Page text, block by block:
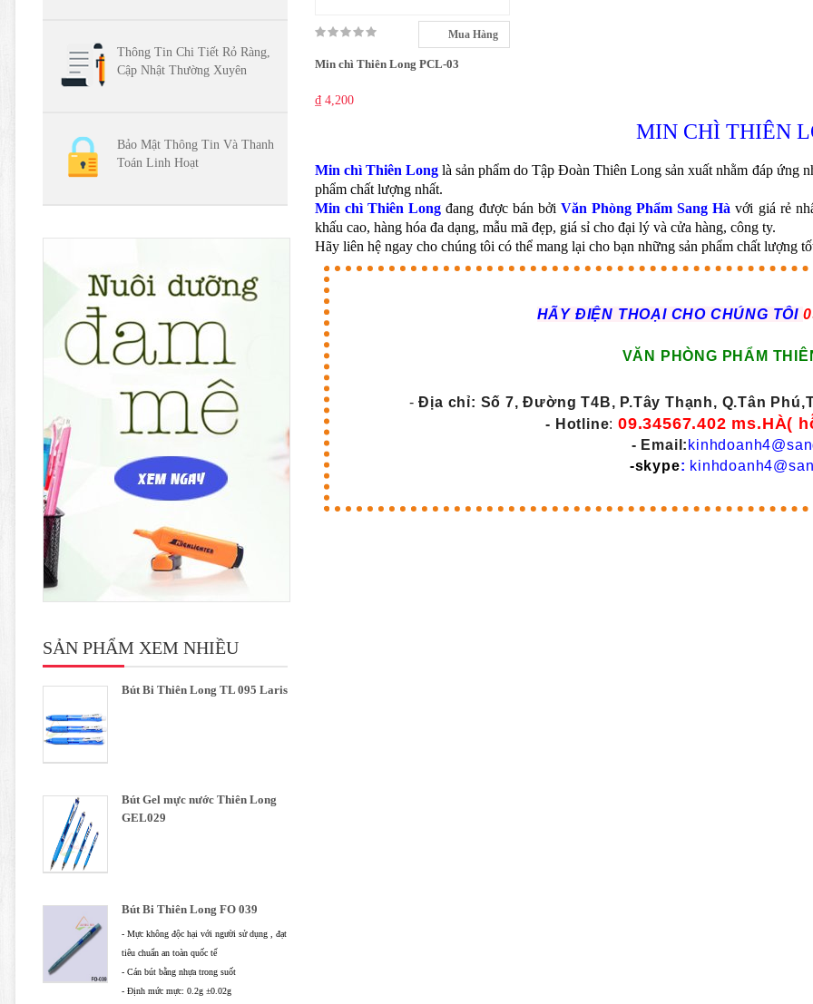
Thông Tin Chi Tiết Rỏ Ràng,
Cập Nhật Thường Xuyên
Bảo Mật Thông Tin Và Thanh
Toán Linh Hoạt
SẢN PHẨM XEM NHIỀU
Bút Bi Thiên Long TL 095 Laris
Bút Gel mực nước Thiên Long
GEL029
Bút Bi Thiên Long FO 039
- Mực không độc hại với người sử dụng , đạt
tiêu chuẩn an toàn quốc tế
- Cán bút bằng nhựa trong suốt
- Định mức mực: 0.2g ±0.02g
Mua Hàng
Min chì Thiên Long PCL-03
₫ 4,200
MIN CHÌ THIÊN
Min chì Thiên Long là sản phẩm do Tập Đoàn Thiên Long sản xuất nhằm đáp ứng
phẩm chất lượng nhất.
Min chì Thiên Long đang được bán bởi Văn Phòng Phẩm Sang Hàvới giá rẻ
khấu cao, hàng hóa đa dạng, mẫu mã đẹp, giá sỉ cho đại lý và cửa hàng, công ty.
Hãy liên hệ ngay cho chúng tôi có thể mang lại cho bạn những sản phẩm chất lượng
HÃY ĐIỆN THOẠI CHO CHÚNG TÔI
VĂN PHÒNG PHẨM
-Địa chỉ: Số 7, Đường T4B, P.Tây Thạnh, Q.Tân
- Hotline:09.34567.402 ms.HÀ(
- Email:
-skype: